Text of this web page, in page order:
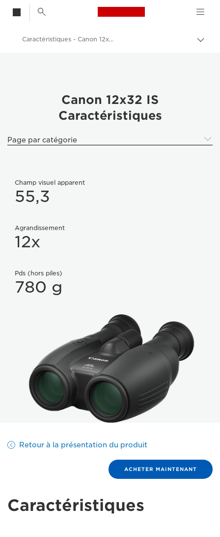
Canon Logo, back
Canon 12x32 IS
Caractéristiques - Canon 12x32 IS
Canon 12x32 IS
Caractéristiques
Page par catégorie
Champ visuel apparent
55,3
Agrandissement
12x
Pds (hors piles)
780 g
Retour à la présentation du produit
ACHETER MAINTENANT
Caractéristiques